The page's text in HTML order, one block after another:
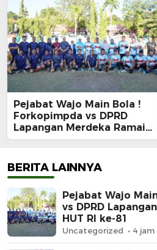
Pejabat Wajo Main Bola !
Forkopimpda vs DPRD
Lapangan Merdeka Ramai
di HUT RI ke-81
BERITA LAINNYA
Pejabat Wajo
vs DPRD
HUT RI ke-81
Uncategorized 4